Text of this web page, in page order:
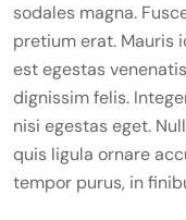
sodales magna.
pretium erat. Mauris
est egestas
dignissim felis.
nisi egestas eget.
quis ligula ornare
tempor purus, in